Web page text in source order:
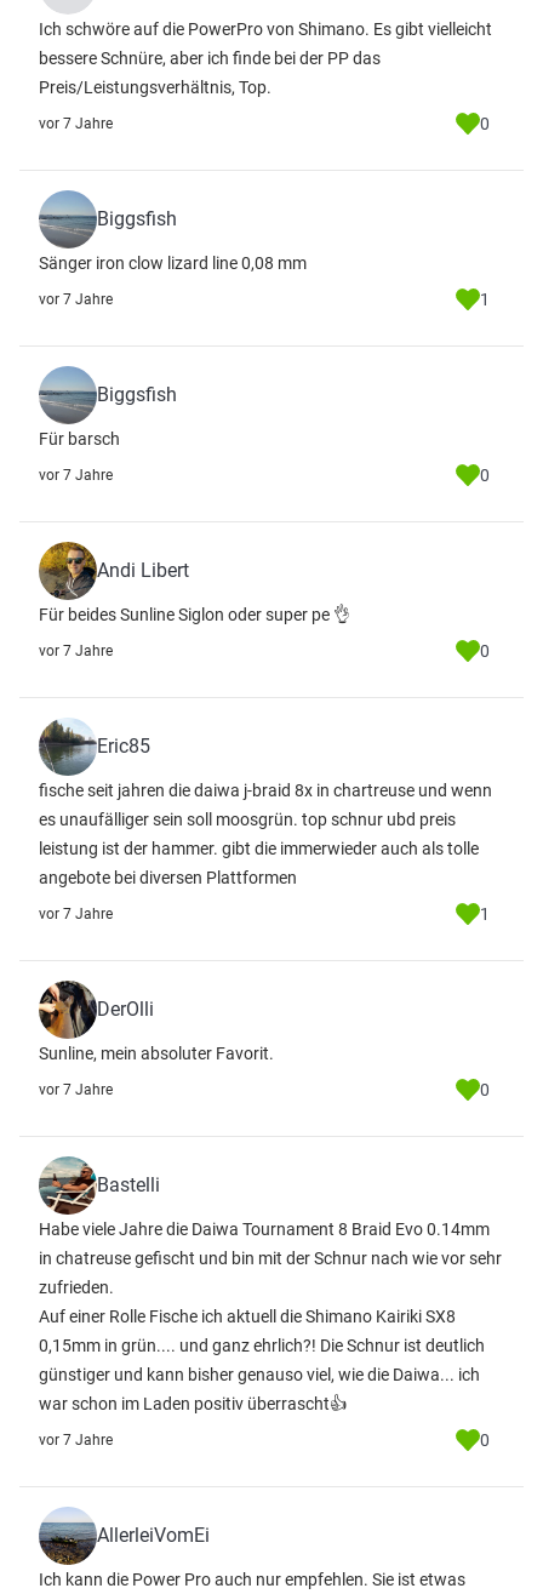
Ich schwöre auf die PowerPro von Shimano. Es gibt vielleicht
bessere Schnüre, aber ich finde bei der PP das
Preis/Leistungsverhältnis, Top.
vor 7 Jahre 0
Biggsfish
Sänger iron clow lizard line 0,08 mm
vor 7 Jahre 1
Biggsfish
Für barsch
vor 7 Jahre 0
Andi Libert
Für beides Sunline Siglon oder super pe 👌
vor 7 Jahre 0
Eric85
fische seit jahren die daiwa j-braid 8x in chartreuse und wenn
es unaufälliger sein soll moosgrün. top schnur ubd preis
leistung ist der hammer. gibt die immerwieder auch als tolle
angebote bei diversen Plattformen
vor 7 Jahre 1
DerOlli
Sunline, mein absoluter Favorit.
vor 7 Jahre 0
Bastelli
Habe viele Jahre die Daiwa Tournament 8 Braid Evo 0.14mm
in chatreuse gefischt und bin mit der Schnur nach wie vor sehr
zufrieden.
Auf einer Rolle Fische ich aktuell die Shimano Kairiki SX8
0,15mm in grün.... und ganz ehrlich?! Die Schnur ist deutlich
günstiger und kann bisher genauso viel, wie die Daiwa... ich
war schon im Laden positiv überrascht👍
vor 7 Jahre 0
AllerleiVomEi
Ich kann die Power Pro auch nur empfehlen. Sie ist etwas